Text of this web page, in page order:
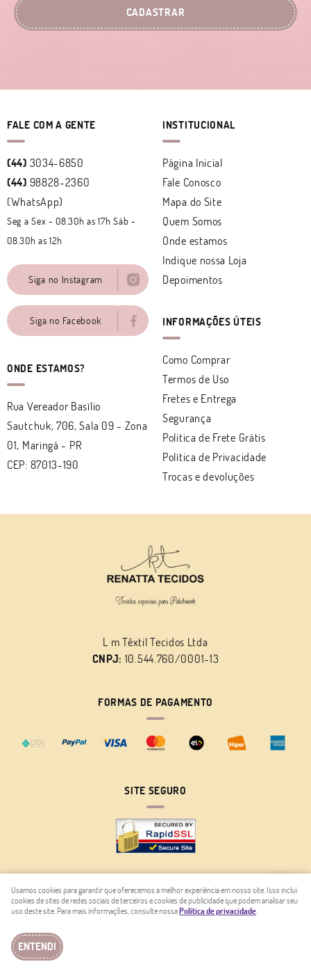
CADASTRAR
FALE COM A GENTE
(44) 3034-6850
(44) 98828-2360
(WhatsApp)
Seg a Sex - 08.30h as 17h Sáb -
08.30h as 12h
Siga no Instagram
Siga no Facebook
ONDE ESTAMOS?
Rua Vereador Basílio
Sautchuk, 706, Sala 09 - Zona
01, Maringá - PR
CEP: 87013-190
INSTITUCIONAL
Página Inicial
Fale Conosco
Mapa do Site
Quem Somos
Onde estamos
Indique nossa Loja
Depoimentos
INFORMAÇÕES ÚTEIS
Como Comprar
Termos de Uso
Fretes e Entrega
Segurança
Politica de Frete Grátis
Política de Privacidade
Trocas e devoluções
L m Têxtil Tecidos Ltda
CNPJ: 10.544.760/0001-13
FORMAS DE PAGAMENTO
SITE SEGURO
LOJA VIRTUAL CRIADA POR
Usamos cookies para garantir que oferecemos a melhor experiência em nosso site. Isso inclui
cookies de sites de redes sociais de terceiros e cookies de publicidade que podem analisar seu
uso deste site. Para mais informações, consulte nossaPolítica de privacidade.
ENTENDI